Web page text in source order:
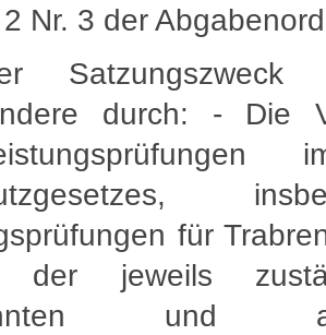
Nr. 3 der
Satzungszweck
durch: - Die
für
der jeweils
und